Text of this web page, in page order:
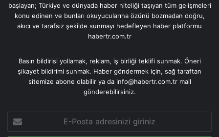
başlayan; Türkiye ve dünyada haber niteliği taşıyan tüm gelişmeleri
konu edinen ve bunları okuyucularına özünü bozmadan doğru,
akıcı ve tarafsız şekilde sunmayı hedefleyen haber platformu
habertr.com.tr
Basın bildirisi yollamak, reklam, iş birliği teklifi sunmak. Öneri
şikayet bildirimi sunmak. Haber göndermek için, sağ taraftan
sitemize abone olabilir ya da info@habertr.com.tr mail
gönderebilirsiniz.
Posta